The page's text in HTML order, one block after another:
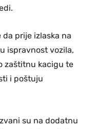
prije izlaska na
ispravnost vozila,
zaštitnu kacigu te
i poštuju
su na dodatnu